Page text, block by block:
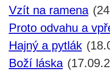
Vzít na ramena
Proto odvahu a
Hajný a pytlák
Boží láska